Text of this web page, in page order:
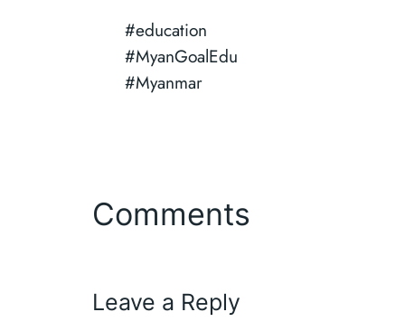
#education
#MyanGoalEdu
#Myanmar
Comments
Leave a Reply